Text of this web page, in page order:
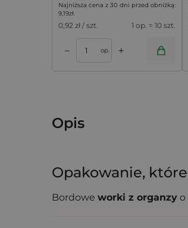
Najniższa cena z 30 dni przed obniżką:
9,19zł
0,92 zł / szt. 1 op. = 10 szt.
– op. +
Dodaj do koszyka
Opis
Opakowanie,
Bordowe worki z organzy o